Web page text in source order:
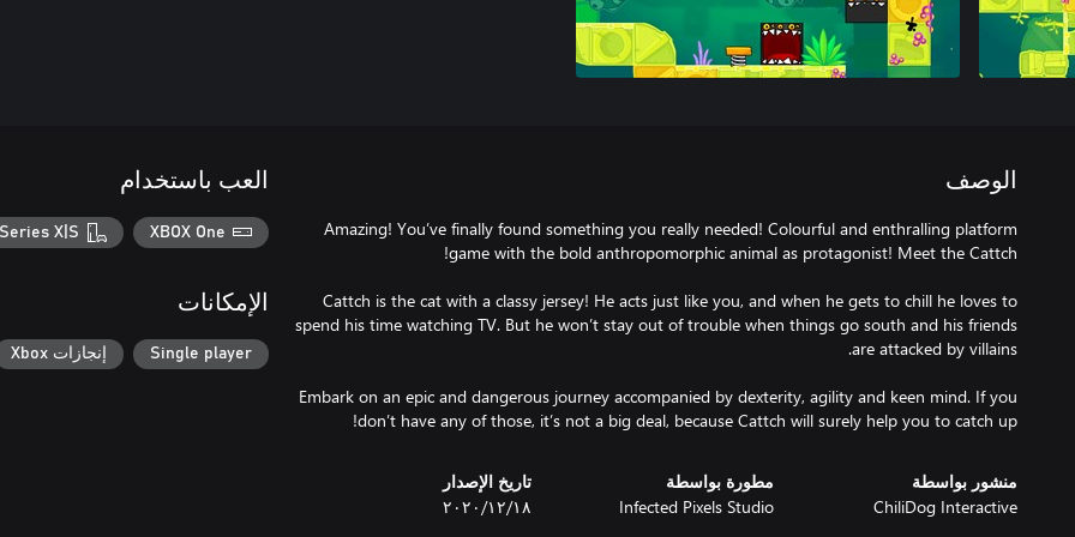
الوصف
Amazing! You’ve finally found something you really needed! Colourful and enthralling platform
Cattch is the cat with a classy jersey! He acts just like you, and when he gets to chill he loves to
spend his time watching TV. But he won’t stay out of trouble when things go south and his friends
Embark on an epic and dangerous journey accompanied by dexterity, agility and keen mind. If you
don’t have any of those, it’s not a big deal, because Cattch will surely help you to catch up!
منشور بواسطة
ChiliDog Interactive
مطورة بواسطة
Infected Pixels Studio
تاريخ الإصدار
١٨‏/١٢‏/٢٠٢٠
العب باستخدام
XBOX One
X|S
الإمكانات
Single player إنجازات Xbox